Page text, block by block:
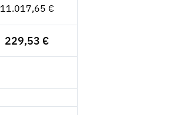
11.017,65 €
229,53 €